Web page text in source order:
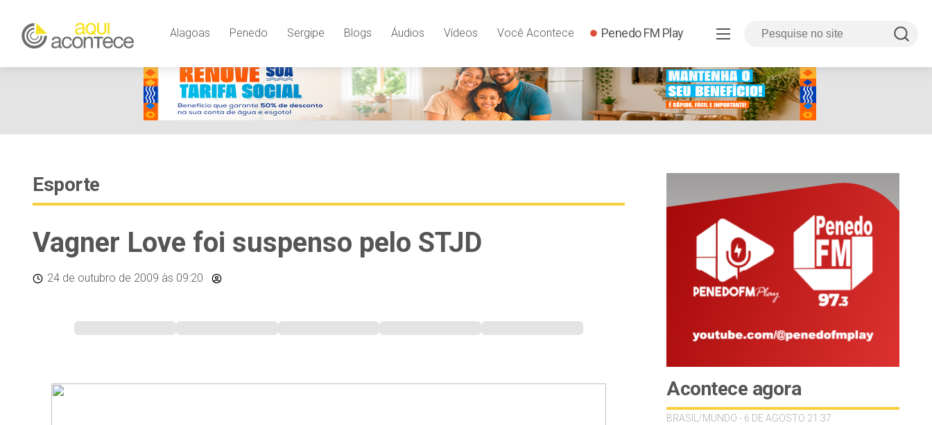
Alagoas Penedo Sergipe Blogs Áudios Vídeos Você Acontece Penedo FM Play
Esporte
Vagner Love foi suspenso pelo STJD
24 de outubro de 2009 às 09:20
Acontece agora
BRASIL/MUNDO - 6 DE AGOSTO 21:37